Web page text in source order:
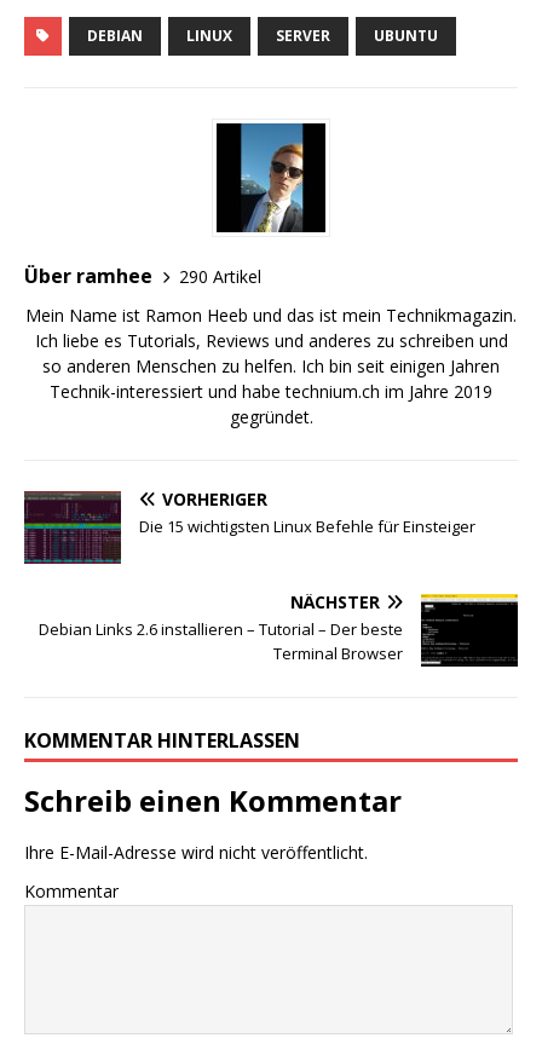
DEBIAN LINUX SERVER UBUNTU
Über ramhee
290 Artikel
Mein Name ist Ramon Heeb und das ist mein Technikmagazin.
Ich liebe es Tutorials, Reviews und anderes zu schreiben und
so anderen Menschen zu helfen. Ich bin seit einigen Jahren
Technik-interessiert und habe technium.ch im Jahre 2019
gegründet.
VORHERIGER
Die 15 wichtigsten Linux Befehle für Einsteiger
NÄCHSTER
Debian Links 2.6 installieren – Tutorial – Der beste
Terminal Browser
KOMMENTAR HINTERLASSEN
Schreib einen Kommentar
Ihre E-Mail-Adresse wird nicht veröffentlicht.
Kommentar